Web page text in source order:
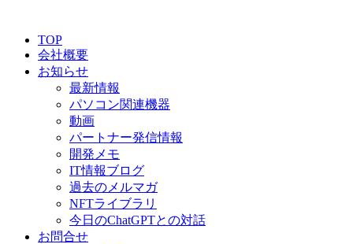
TOP
会社概要
お知らせ
最新情報
パソコン関連機器
動画
パートナー発信情報
開発メモ
IT情報ブログ
過去のメルマガ
NFTライブラリ
今日のChatGPTとの対話
お問合せ